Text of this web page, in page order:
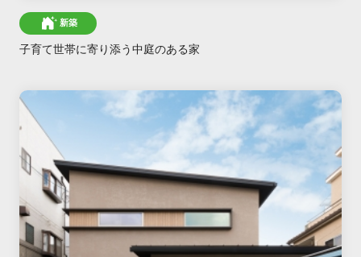
新築
子育て世帯に寄り添う中庭のある家